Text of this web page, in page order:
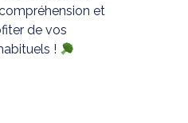
et
de vos
!